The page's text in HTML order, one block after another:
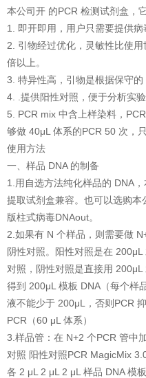
本公司开 的PCR 检测试剂盒，
1. 即开即用，用户只需要提供病
2. 引物经过优化，灵敏性比使
倍以上。
3. 特异性高，引物是根据保守的
4. .提供阳性对照，便于分析实验
5. PCR mix 中含上样染料，
够做 40μL 体系的PCR 50 次，
使用方法
一、样品 DNA 的制备
1.用自选方法纯化样品的 DNA
提取试剂盒兼容。也可以选购
版柱式病毒DNAout。
2.如果有 N 个样品，则需要做
阴性对照。阳性对照是在 200μL
对照，阴性对照是直接用
得到 200μL 模板 DNA（每个样
液不能少于 200μL，否则PCR
PCR（60 μL 体系）
3.样品管：在 N+2 个PCR 管中
对照 阳性对照PCR MagicMix
各 2 μL 2 μL 2 μL 样品 DNA 模